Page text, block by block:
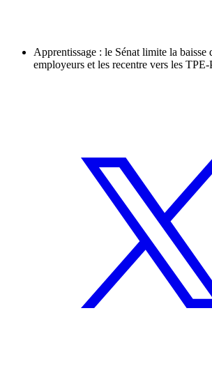
Apprentissage : le Sénat limite la baisse
employeurs et les recentre vers les